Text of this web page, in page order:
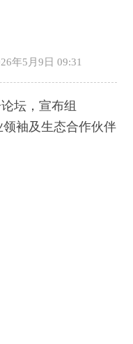
年5月9日 09:31
坛，宣布组
领袖及生态合作伙伴